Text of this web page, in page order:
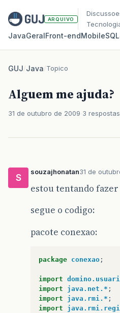
ARQUIVO
JavaGeralFront‑endMobileSQL
GUJ/Java/Topico
Alguem me ajuda?
31 de outubro de 2009 3 respostas
S
souzajhonatan31 de
estou tentando fazer
segue o codigo:
pacote conexao:
package conexao ;
import
import
java.net.* ;
import
java.rmi.* ;
import